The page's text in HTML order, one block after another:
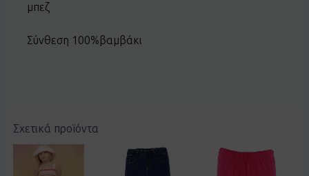
μπεζ
Σύνθεση 100%βαμβάκι
Σχετικά προϊόντα